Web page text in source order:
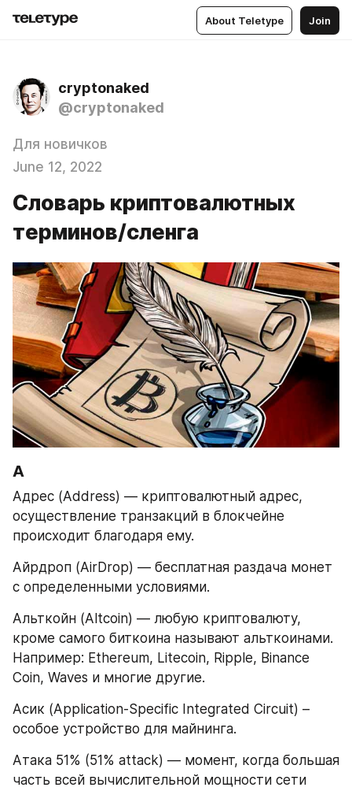
About Teletype Join
cryptonaked
@cryptonaked
Для новичков
June 12, 2022
Словарь криптовалютных
терминов/сленга
А
Адрес (Address) — криптовалютный адрес,
осуществление транзакций в блокчейне
происходит благодаря ему.
Айрдроп (AirDrop) — бесплатная раздача монет
с определенными условиями.
Альткойн (Altcoin) — любую криптовалюту,
кроме самого биткоина называют альткоинами.
Например: Ethereum, Litecoin, Ripple, Binance
Coin, Waves и многие другие.
Асик (Application-Specific Integrated Circuit) –
особое устройство для майнинга.
Атака 51% (51% attack) — момент, когда большая
часть всей вычислительной мощности сети